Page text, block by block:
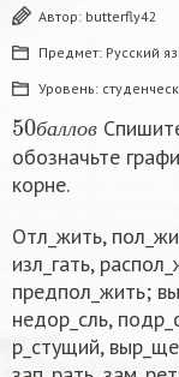
Автор: butterfly42
Предмет: Русский
Уровень:
б алл о в
50
обозначьте
корне.
Отл_жить,
изл_гать,
предпол_жить;
недор_сль,
р_стущий,